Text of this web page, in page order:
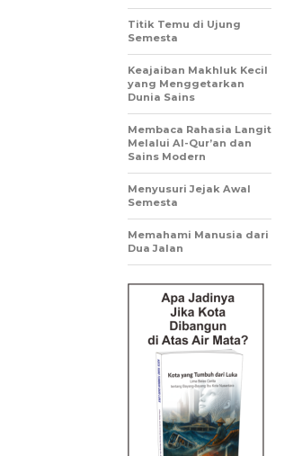
Titik Temu di Ujung
Semesta
Keajaiban Makhluk Kecil
yang Menggetarkan
Dunia Sains
Membaca Rahasia Langit
Melalui Al-Qur’an dan
Sains Modern
Menyusuri Jejak Awal
Semesta
Memahami Manusia dari
Dua Jalan